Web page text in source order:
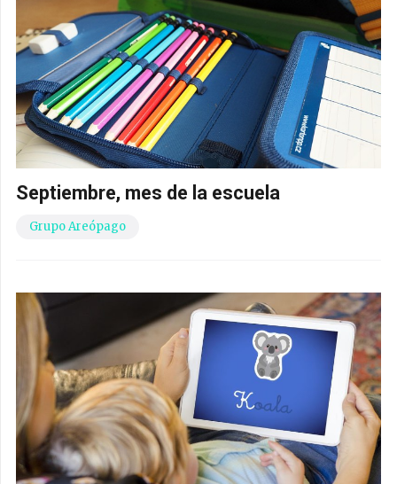
Septiembre, mes de la escuela
Grupo Areópago